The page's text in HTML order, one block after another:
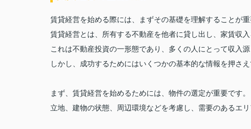
賃貸経営を始める際には、まずその基礎を理解することが重
賃貸経営とは、所有する不動産を他者に貸し出し、家賃収入
これは不動産投資の一形態であり、多くの人にとって収入源
しかし、成功するためにはいくつかの基本的な情報を押さえ
まず、賃貸経営を始めるためには、物件の選定が重要です。
立地、建物の状態、周辺環境などを考慮し、需要のあるエ